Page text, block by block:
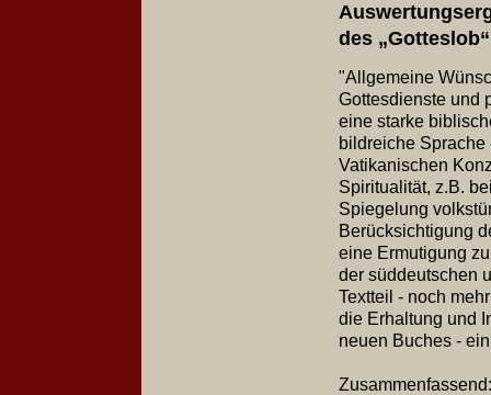
des „Gotteslob“
"Allgemeine
Gottesdienste und
eine starke
bildreiche
Vatikanischen
Spiritualität, z.B.
Spiegelung
Berücksichtigung
eine Ermutigung
der süddeutschen
Textteil - noch
die Erhaltung und
neuen Buches -